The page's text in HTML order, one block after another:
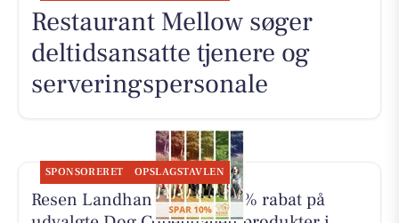
Restaurant Mellow søger
deltidsansatte tjenere og
serveringspersonale
SPONSORERET OPSLAGSTAVLEN
Resen Landhandel giver 10% rabat på